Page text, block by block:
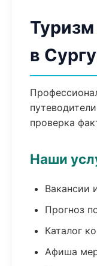
Туризм
в
проверка
Наши
Вакансии
Прогноз
Каталог
Афиша